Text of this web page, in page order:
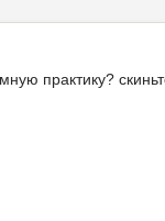
практику?